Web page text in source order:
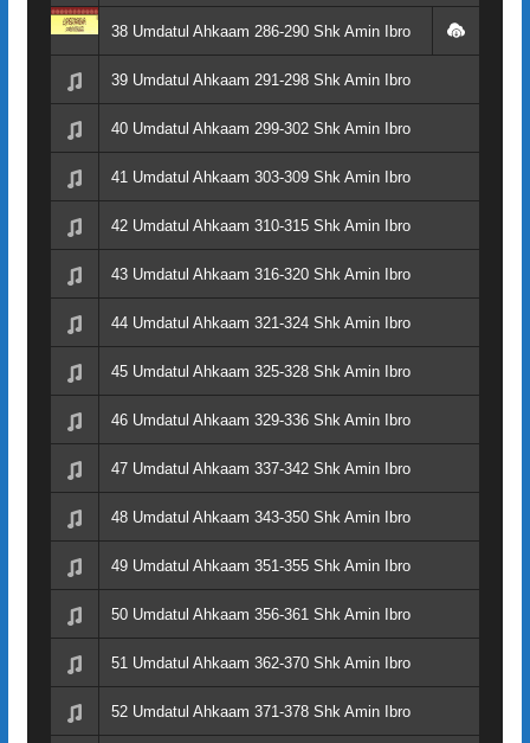
38 Umdatul Ahkaam 286-290 Shk Amin Ibro
39 Umdatul Ahkaam 291-298 Shk Amin Ibro
40 Umdatul Ahkaam 299-302 Shk Amin Ibro
41 Umdatul Ahkaam 303-309 Shk Amin Ibro
42 Umdatul Ahkaam 310-315 Shk Amin Ibro
43 Umdatul Ahkaam 316-320 Shk Amin Ibro
44 Umdatul Ahkaam 321-324 Shk Amin Ibro
45 Umdatul Ahkaam 325-328 Shk Amin Ibro
46 Umdatul Ahkaam 329-336 Shk Amin Ibro
47 Umdatul Ahkaam 337-342 Shk Amin Ibro
48 Umdatul Ahkaam 343-350 Shk Amin Ibro
49 Umdatul Ahkaam 351-355 Shk Amin Ibro
50 Umdatul Ahkaam 356-361 Shk Amin Ibro
51 Umdatul Ahkaam 362-370 Shk Amin Ibro
52 Umdatul Ahkaam 371-378 Shk Amin Ibro